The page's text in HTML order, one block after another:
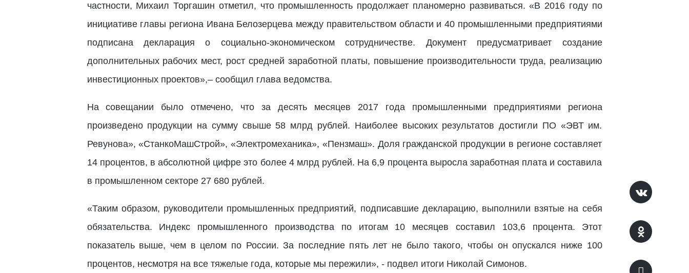
частности, Михаил Торгашин отметил, что промышленность продолжает планомерно развиваться. «В 2016 году по
инициативе главы региона Ивана Белозерцева между правительством области и 40 промышленными предприятиями
подписана декларация о социально-экономическом сотрудничестве. Документ предусматривает создание
дополнительных рабочих мест, рост средней заработной платы, повышение производительности труда, реализацию
инвестиционных проектов»,– сообщил глава ведомства.
На совещании было отмечено, что за десять месяцев 2017 года промышленными предприятиями региона
произведено продукции на сумму свыше 58 млрд рублей. Наиболее высоких результатов достигли ПО «ЭВТ им.
Ревунова», «СтанкоМашСтрой», «Электромеханика», «Пензмаш». Доля гражданской продукции в регионе составляет
14 процентов, в абсолютной цифре это более 4 млрд рублей. На 6,9 процента выросла заработная плата и составила
в промышленном секторе 27 680 рублей.
«Таким образом, руководители промышленных предприятий, подписавшие декларацию, выполнили взятые на себя
обязательства. Индекс промышленного производства по итогам 10 месяцев составил 103,6 процента. Этот
показатель выше, чем в целом по России. За последние пять лет не было такого, чтобы он опускался ниже 100
процентов, несмотря на все тяжелые года, которые мы пережили», - подвел итоги Николай Симонов.